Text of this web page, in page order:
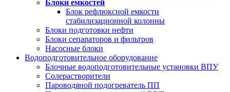
Блоки емкостей
Блок рефлюксной емкости
стабилизационной колонны
Блоки подготовки нефти
Блоки сепараторов и фильтров
Насосные блоки
Водоподготовительное оборудование
Блочные водоподготовительные установки ВПУ
Солерастворители
Пароводяной подогреватель ПП